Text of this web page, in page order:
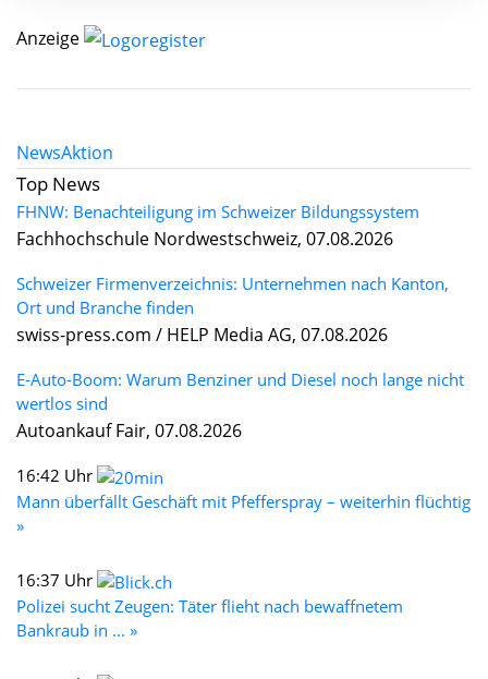
Anzeige
NewsAktion
Top News
FHNW: Benachteiligung im Schweizer Bildungssystem
Fachhochschule Nordwestschweiz, 07.08.2026
Schweizer Firmenverzeichnis: Unternehmen nach Kanton,
Ort und Branche finden
swiss-press.com / HELP Media AG, 07.08.2026
E-Auto-Boom: Warum Benziner und Diesel noch lange nicht
wertlos sind
Autoankauf Fair, 07.08.2026
16:42 Uhr
Mann überfällt Geschäft mit Pfefferspray – weiterhin flüchtig
»
16:37 Uhr
Polizei sucht Zeugen: Täter flieht nach bewaffnetem
Bankraub in ... »